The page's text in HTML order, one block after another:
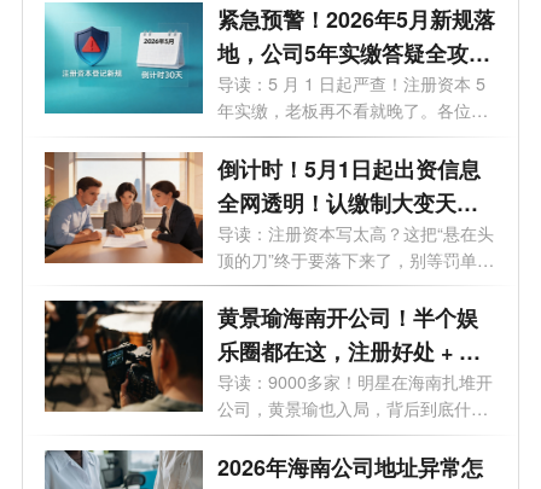
紧急预警！2026年5月新规落
地，公司5年实缴答疑全攻
略，老板必看避坑
导读：5 月 1 日起严查！注册资本 5
年实缴，老板再不看就晚了。各位老
板、...
倒计时！5月1日起出资信息
全网透明！认缴制大变天，
这3条“逃债路”全被封死！
导读：注册资本写太高？这把“悬在头
顶的刀”终于要落下来了，别等罚单
才...
黄景瑜海南开公司！半个娱
乐圈都在这，注册好处 + 费
用一次说清
导读：9000多家！明星在海南扎堆开
公司，黄景瑜也入局，背后到底什么
信号...
2026年海南公司地址异常怎